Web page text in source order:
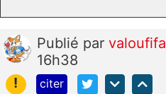
Publié par valoufifa
16h38
!
citer